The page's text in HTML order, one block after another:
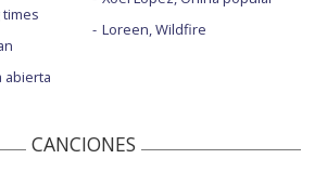
times
abierta
Loreen, Wildfire
CANCIONES